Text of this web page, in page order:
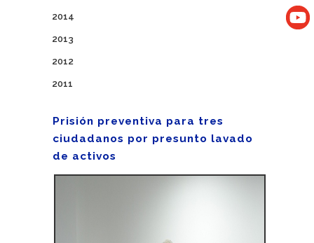
2014
2013
2012
2011
Prisión preventiva para tres
ciudadanos por presunto lavado
de activos